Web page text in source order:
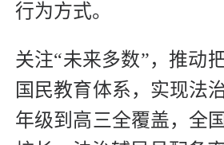
行为方式。
关注“未来多数”，推动
国民教育体系，实现法
年级到高三全覆盖，全